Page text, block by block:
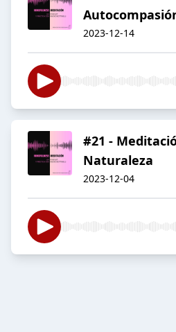
2023-12-14
#21 -
Naturaleza
2023-12-04